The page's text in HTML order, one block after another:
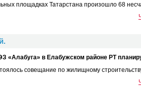
площадках Татарстана произошло 68
«Алабуга» в Елабужском районе РТ
совещание по жилищному